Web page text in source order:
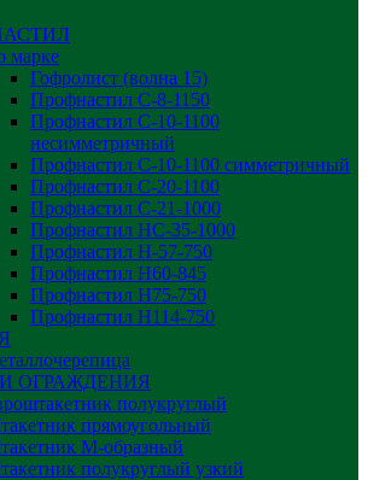
марке
Гофролист (волна 15)
Профнастил С-8-1150
Профнастил С-10-1100
несимметричный
Профнастил С-10-1100 симметричный
Профнастил С-20-1100
Профнастил С-21-1000
Профнастил НС-35-1000
Профнастил H-57-750
Профнастил Н60-845
Профнастил Н75-750
Профнастил Н114-750
ОГРАЖДЕНИЯ
полукруглый
прямоугольный
М-образный
полукруглый узкий